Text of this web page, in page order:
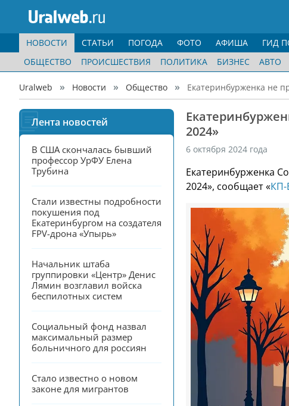
НОВОСТИ
ОБЩЕСТВО
ПРОИСШЕСТВИЯ ПОЛИТИКА БИЗНЕС АВТО
СТАТЬИ ПОГОДА ФОТО АФИША ГИД
Uralweb Новости Общество Екатеринбурженка не
Лента новостей
В США скончалась бывший
профессор УрФУ Елена
Трубина
Стали известны подробности
покушения под
Екатеринбургом на создателя
FPV-дрона «Упырь»
Начальник штаба
группировки «Центр» Денис
Лямин возглавил войска
беспилотных систем
Социальный фонд назвал
максимальный размер
больничного для россиян
Стало известно о новом
законе для мигрантов
2024»
6 октября 2024 года
Екатеринбурженка
2024», сообщает «КП-